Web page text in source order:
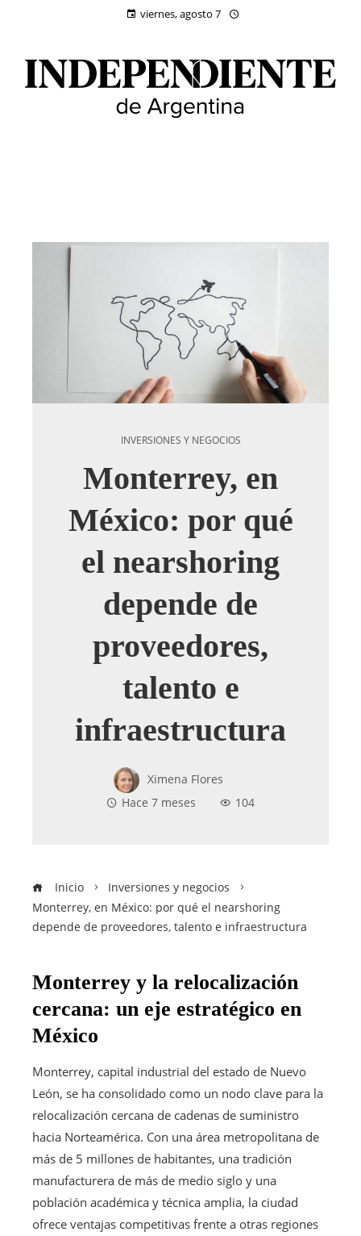
viernes, agosto 7
INVERSIONES Y NEGOCIOS
Monterrey, en
México: por qué
el nearshoring
depende de
proveedores,
talento e
infraestructura
Ximena Flores
Hace 7 meses
104
Inicio
Inversiones y negocios
Monterrey, en México: por qué el nearshoring
depende de proveedores, talento e infraestructura
Monterrey y la relocalización
cercana: un eje estratégico en
México
Monterrey, capital industrial del estado de Nuevo
León, se ha consolidado como un nodo clave para la
relocalización cercana de cadenas de suministro
hacia Norteamérica. Con una área metropolitana de
más de 5 millones de habitantes, una tradición
manufacturera de más de medio siglo y una
población académica y técnica amplia, la ciudad
ofrece ventajas competitivas frente a otras regiones